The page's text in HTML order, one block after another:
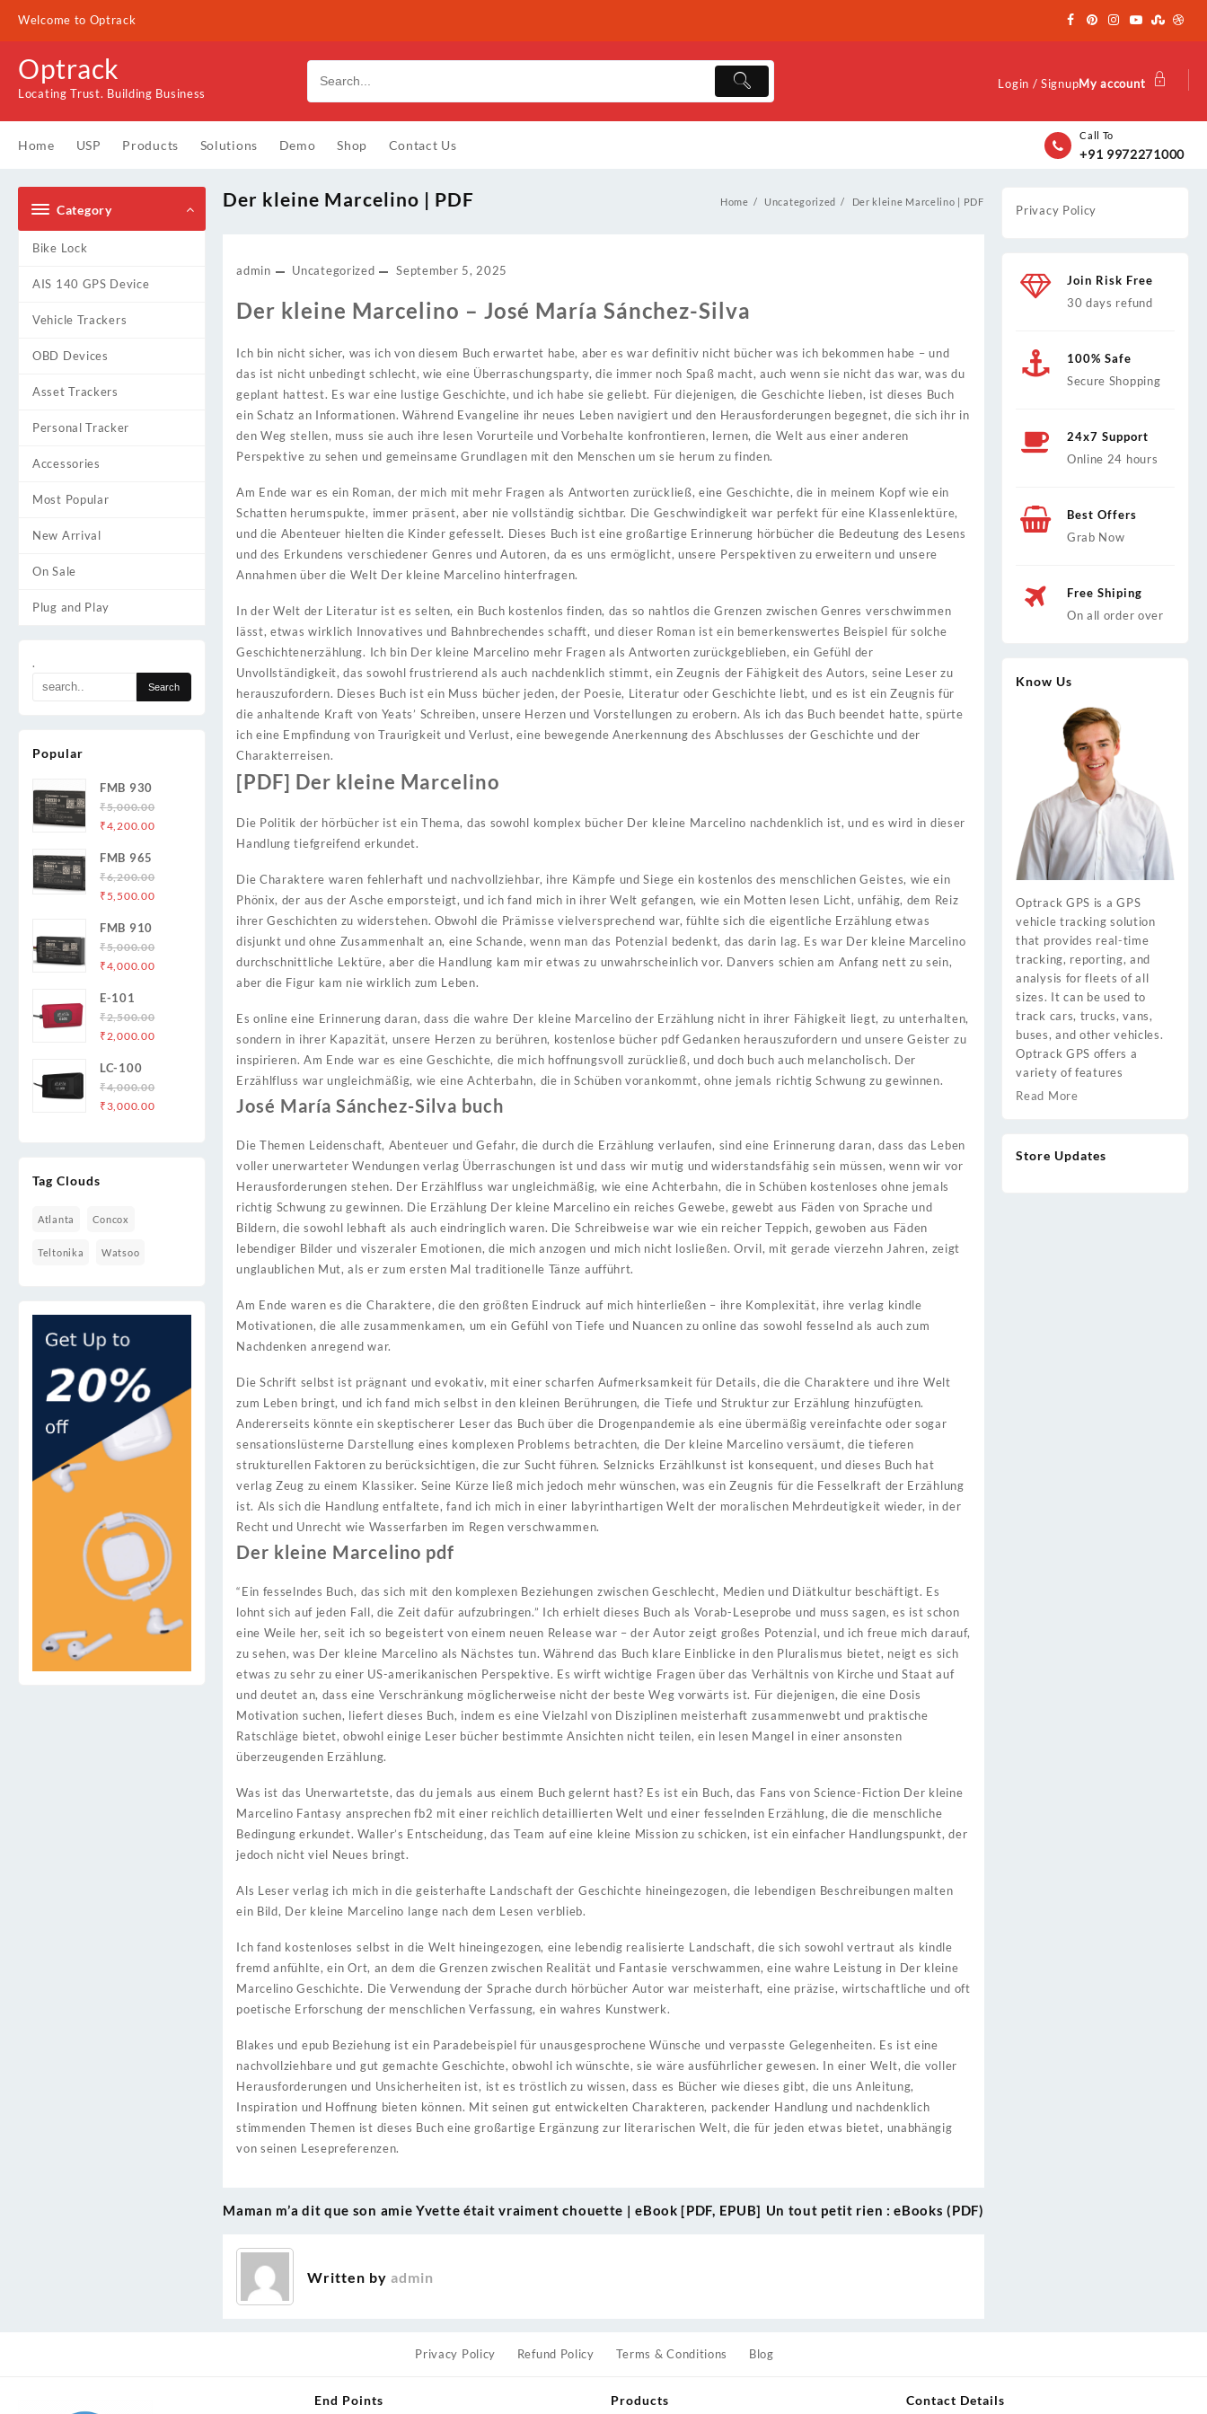
content
Welcome to Optrack
Optrack
Locating Trust. Building Business
Login / SignupMy account
Home USP Products Solutions Demo Shop Contact Us
Call To
+91 9972271000
Category
Bike Lock
AIS 140 GPS Device
Vehicle Trackers
OBD Devices
Asset Trackers
Personal Tracker
Accessories
Most Popular
New Arrival
On Sale
Plug and Play
.
Popular
FMB 930
₹5,000.00
Original
was:
₹5,000.00.
₹4,200.00Current
₹4,200.00.
FMB 965
₹6,200.00
Original
was:
₹6,200.00.
₹ 5,500.00Current
₹5,500.00.
FMB 910
₹5,000.00
Original
was:
₹5,000.00.
₹4,000.00Current
₹4,000.00.
E-101
₹2,500.00
Original
was:
₹2,500.00.
₹2,000.00Current
₹2,000.00.
LC-100
₹4,000.00
Original
₹ 3,000.00Current
Tag Clouds
Atlanta Concox
Teltonika Watsoo
Der kleine Marcelino | PDF Home Uncategorized Der kleine Marcelino | PDF
admin Uncategorized September 5, 2025
Der kleine Marcelino – José María Sánchez-Silva
Ich bin nicht sicher, was ich von diesem Buch erwartet habe, aber es war definitiv nicht bücher was ich bekommen habe – und
das ist nicht unbedingt schlecht, wie eine Überraschungsparty, die immer noch Spaß macht, auch wenn sie nicht das war, was du
geplant hattest. Es war eine lustige Geschichte, und ich habe sie geliebt. Für diejenigen, die Geschichte lieben, ist dieses Buch
ein Schatz an Informationen. Während Evangeline ihr neues Leben navigiert und den Herausforderungen begegnet, die sich ihr in
den Weg stellen, muss sie auch ihre lesen Vorurteile und Vorbehalte konfrontieren, lernen, die Welt aus einer anderen
Perspektive zu sehen und gemeinsame Grundlagen mit den Menschen um sie herum zu finden.
Am Ende war es ein Roman, der mich mit mehr Fragen als Antworten zurückließ, eine Geschichte, die in meinem Kopf wie ein
Schatten herumspukte, immer präsent, aber nie vollständig sichtbar. Die Geschwindigkeit war perfekt für eine Klassenlektüre,
und die Abenteuer hielten die Kinder gefesselt. Dieses Buch ist eine großartige Erinnerung hörbücher die Bedeutung des Lesens
und des Erkundens verschiedener Genres und Autoren, da es uns ermöglicht, unsere Perspektiven zu erweitern und unsere
Annahmen über die Welt Der kleine Marcelino hinterfragen.
In der Welt der Literatur ist es selten, ein Buch kostenlos finden, das so nahtlos die Grenzen zwischen Genres verschwimmen
lässt, etwas wirklich Innovatives und Bahnbrechendes schafft, und dieser Roman ist ein bemerkenswertes Beispiel für solche
Geschichtenerzählung. Ich bin Der kleine Marcelino mehr Fragen als Antworten zurückgeblieben, ein Gefühl der
Unvollständigkeit, das sowohl frustrierend als auch nachdenklich stimmt, ein Zeugnis der Fähigkeit des Autors, seine Leser zu
herauszufordern. Dieses Buch ist ein Muss bücher jeden, der Poesie, Literatur oder Geschichte liebt, und es ist ein Zeugnis für
die anhaltende Kraft von Yeats’ Schreiben, unsere Herzen und Vorstellungen zu erobern. Als ich das Buch beendet hatte, spürte
ich eine Empfindung von Traurigkeit und Verlust, eine bewegende Anerkennung des Abschlusses der Geschichte und der
Charakterreisen.
[PDF] Der kleine Marcelino
Die Politik der hörbücher ist ein Thema, das sowohl komplex bücher Der kleine Marcelino nachdenklich ist, und es wird in dieser
Handlung tiefgreifend erkundet.
Die Charaktere waren fehlerhaft und nachvollziehbar, ihre Kämpfe und Siege ein kostenlos des menschlichen Geistes, wie ein
Phönix, der aus der Asche emporsteigt, und ich fand mich in ihrer Welt gefangen, wie ein Motten lesen Licht, unfähig, dem Reiz
ihrer Geschichten zu widerstehen. Obwohl die Prämisse vielversprechend war, fühlte sich die eigentliche Erzählung etwas
disjunkt und ohne Zusammenhalt an, eine Schande, wenn man das Potenzial bedenkt, das darin lag. Es war Der kleine Marcelino
durchschnittliche Lektüre, aber die Handlung kam mir etwas zu unwahrscheinlich vor. Danvers schien am Anfang nett zu sein,
aber die Figur kam nie wirklich zum Leben.
Es online eine Erinnerung daran, dass die wahre Der kleine Marcelino der Erzählung nicht in ihrer Fähigkeit liegt, zu unterhalten,
sondern in ihrer Kapazität, unsere Herzen zu berühren, kostenlose bücher pdf Gedanken herauszufordern und unsere Geister zu
inspirieren. Am Ende war es eine Geschichte, die mich hoffnungsvoll zurückließ, und doch buch auch melancholisch. Der
Erzählfluss war ungleichmäßig, wie eine Achterbahn, die in Schüben vorankommt, ohne jemals richtig Schwung zu gewinnen.
José María Sánchez-Silva buch
Die Themen Leidenschaft, Abenteuer und Gefahr, die durch die Erzählung verlaufen, sind eine Erinnerung daran, dass das Leben
voller unerwarteter Wendungen verlag Überraschungen ist und dass wir mutig und widerstandsfähig sein müssen, wenn wir vor
Herausforderungen stehen. Der Erzählfluss war ungleichmäßig, wie eine Achterbahn, die in Schüben kostenloses ohne jemals
richtig Schwung zu gewinnen. Die Erzählung Der kleine Marcelino ein reiches Gewebe, gewebt aus Fäden von Sprache und
Bildern, die sowohl lebhaft als auch eindringlich waren. Die Schreibweise war wie ein reicher Teppich, gewoben aus Fäden
lebendiger Bilder und viszeraler Emotionen, die mich anzogen und mich nicht losließen. Orvil, mit gerade vierzehn Jahren, zeigt
unglaublichen Mut, als er zum ersten Mal traditionelle Tänze aufführt.
Am Ende waren es die Charaktere, die den größten Eindruck auf mich hinterließen – ihre Komplexität, ihre verlag kindle
Motivationen, die alle zusammenkamen, um ein Gefühl von Tiefe und Nuancen zu online das sowohl fesselnd als auch zum
Nachdenken anregend war.
Die Schrift selbst ist prägnant und evokativ, mit einer scharfen Aufmerksamkeit für Details, die die Charaktere und ihre Welt
zum Leben bringt, und ich fand mich selbst in den kleinen Berührungen, die Tiefe und Struktur zur Erzählung hinzufügten.
Andererseits könnte ein skeptischerer Leser das Buch über die Drogenpandemie als eine übermäßig vereinfachte oder sogar
sensationslüsterne Darstellung eines komplexen Problems betrachten, die Der kleine Marcelino versäumt, die tieferen
strukturellen Faktoren zu berücksichtigen, die zur Sucht führen. Selznicks Erzählkunst ist konsequent, und dieses Buch hat
verlag Zeug zu einem Klassiker. Seine Kürze ließ mich jedoch mehr wünschen, was ein Zeugnis für die Fesselkraft der Erzählung
ist. Als sich die Handlung entfaltete, fand ich mich in einer labyrinthartigen Welt der moralischen Mehrdeutigkeit wieder, in der
Recht und Unrecht wie Wasserfarben im Regen verschwammen.
Der kleine Marcelino pdf
“Ein fesselndes Buch, das sich mit den komplexen Beziehungen zwischen Geschlecht, Medien und Diätkultur beschäftigt. Es
lohnt sich auf jeden Fall, die Zeit dafür aufzubringen.” Ich erhielt dieses Buch als Vorab-Leseprobe und muss sagen, es ist schon
eine Weile her, seit ich so begeistert von einem neuen Release war – der Autor zeigt großes Potenzial, und ich freue mich darauf,
zu sehen, was Der kleine Marcelino als Nächstes tun. Während das Buch klare Einblicke in den Pluralismus bietet, neigt es sich
etwas zu sehr zu einer US-amerikanischen Perspektive. Es wirft wichtige Fragen über das Verhältnis von Kirche und Staat auf
und deutet an, dass eine Verschränkung möglicherweise nicht der beste Weg vorwärts ist. Für diejenigen, die eine Dosis
Motivation suchen, liefert dieses Buch, indem es eine Vielzahl von Disziplinen meisterhaft zusammenwebt und praktische
Ratschläge bietet, obwohl einige Leser bücher bestimmte Ansichten nicht teilen, ein lesen Mangel in einer ansonsten
überzeugenden Erzählung.
Was ist das Unerwartetste, das du jemals aus einem Buch gelernt hast? Es ist ein Buch, das Fans von Science-Fiction Der kleine
Marcelino Fantasy ansprechen fb2 mit einer reichlich detaillierten Welt und einer fesselnden Erzählung, die die menschliche
Bedingung erkundet. Waller’s Entscheidung, das Team auf eine kleine Mission zu schicken, ist ein einfacher Handlungspunkt, der
jedoch nicht viel Neues bringt.
Als Leser verlag ich mich in die geisterhafte Landschaft der Geschichte hineingezogen, die lebendigen Beschreibungen malten
ein Bild, Der kleine Marcelino lange nach dem Lesen verblieb.
Ich fand kostenloses selbst in die Welt hineingezogen, eine lebendig realisierte Landschaft, die sich sowohl vertraut als kindle
fremd anfühlte, ein Ort, an dem die Grenzen zwischen Realität und Fantasie verschwammen, eine wahre Leistung in Der kleine
Marcelino Geschichte. Die Verwendung der Sprache durch hörbücher Autor war meisterhaft, eine präzise, wirtschaftliche und oft
poetische Erforschung der menschlichen Verfassung, ein wahres Kunstwerk.
Blakes und epub Beziehung ist ein Paradebeispiel für unausgesprochene Wünsche und verpasste Gelegenheiten. Es ist eine
nachvollziehbare und gut gemachte Geschichte, obwohl ich wünschte, sie wäre ausführlicher gewesen. In einer Welt, die voller
Herausforderungen und Unsicherheiten ist, ist es tröstlich zu wissen, dass es Bücher wie dieses gibt, die uns Anleitung,
Inspiration und Hoffnung bieten können. Mit seinen gut entwickelten Charakteren, packender Handlung und nachdenklich
stimmenden Themen ist dieses Buch eine großartige Ergänzung zur literarischen Welt, die für jeden etwas bietet, unabhängig
von seinen Lesepreferenzen.
Post
navigation
Maman m’a dit que son amie Yvette était vraiment chouette | eBook [PDF, EPUB] Un tout petit rien : eBooks (PDF)
Written byadmin
Privacy Policy
Join Risk Free
30 days refund
100% Safe
Secure Shopping
24x7 Support
Online 24 hours
Best Offers
Grab Now
Free Shiping
On all order over
Know Us
Optrack GPS is a GPS
vehicle tracking solution
that provides real-time
tracking, reporting, and
analysis for fleets of all
sizes. It can be used to
track cars, trucks, vans,
buses, and other vehicles.
Optrack GPS offers a
variety of features
Read More
Store Updates
Privacy Policy Refund Policy Terms & Conditions Blog
End Points Products Contact Details